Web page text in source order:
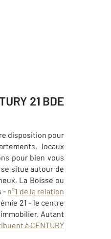
21 BDE
disposition pour
locaux
pour bien vous
situe autour de
La Boisse ou
- n°1 de la relation
21 - le centre
Autant
à CENTURY